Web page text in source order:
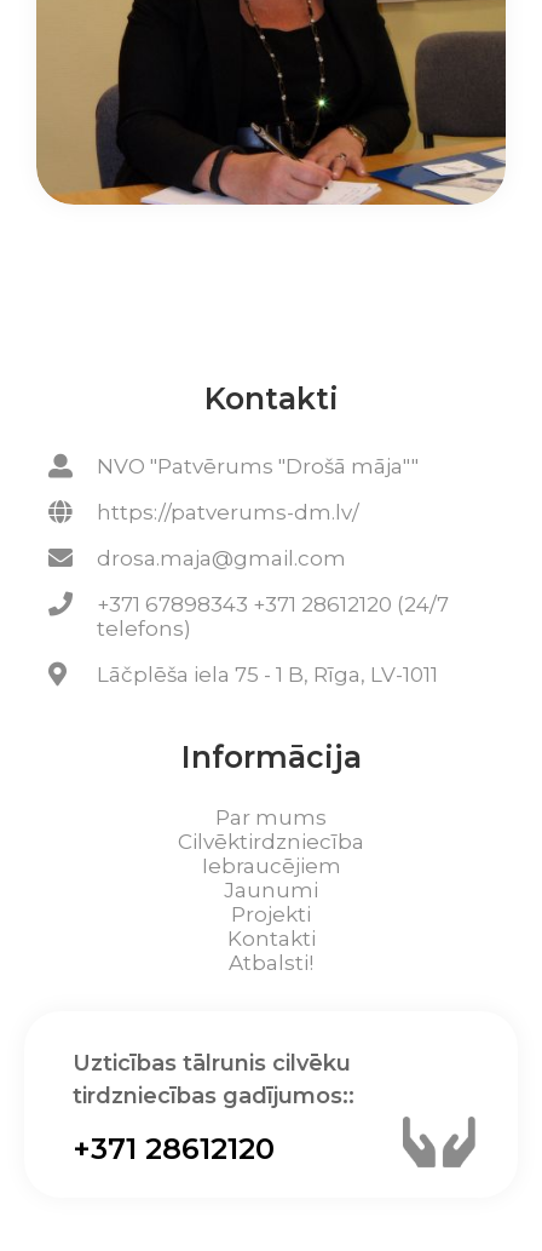
Kontakti
NVO "Patvērums "Drošā māja""
https://patverums-dm.lv/
drosa.maja@gmail.com
+371 67898343 +371 28612120 (24/7
telefons)
Lāčplēša iela 75 - 1 B, Rīga, LV-1011
Informācija
Par mums
Cilvēktirdzniecība
Iebraucējiem
Jaunumi
Projekti
Kontakti
Atbalsti!
Uzticības tālrunis cilvēku
tirdzniecības gadījumos::
+371 28612120